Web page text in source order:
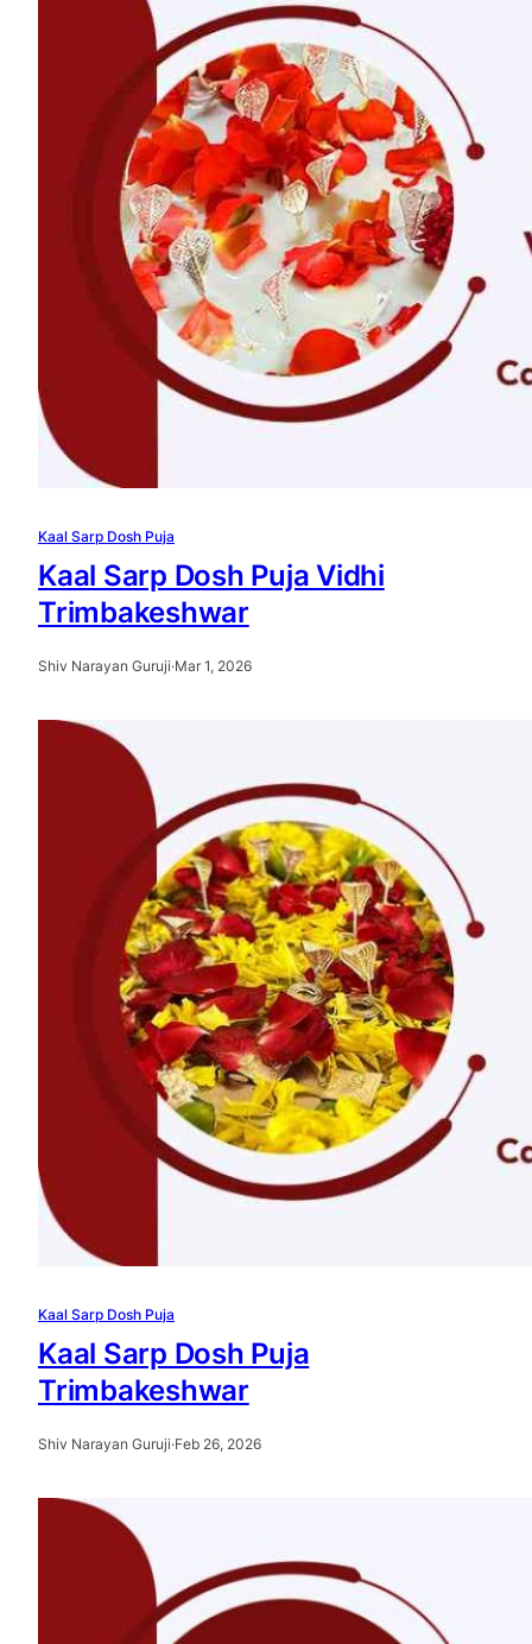
Kaal Sarp Dosh Puja
Kaal Sarp Dosh Puja Vidhi
Trimbakeshwar
Shiv Narayan Guruji·Mar 1, 2026
Kaal Sarp Dosh Puja
Kaal Sarp Dosh Puja
Trimbakeshwar
Shiv Narayan Guruji·Feb 26, 2026